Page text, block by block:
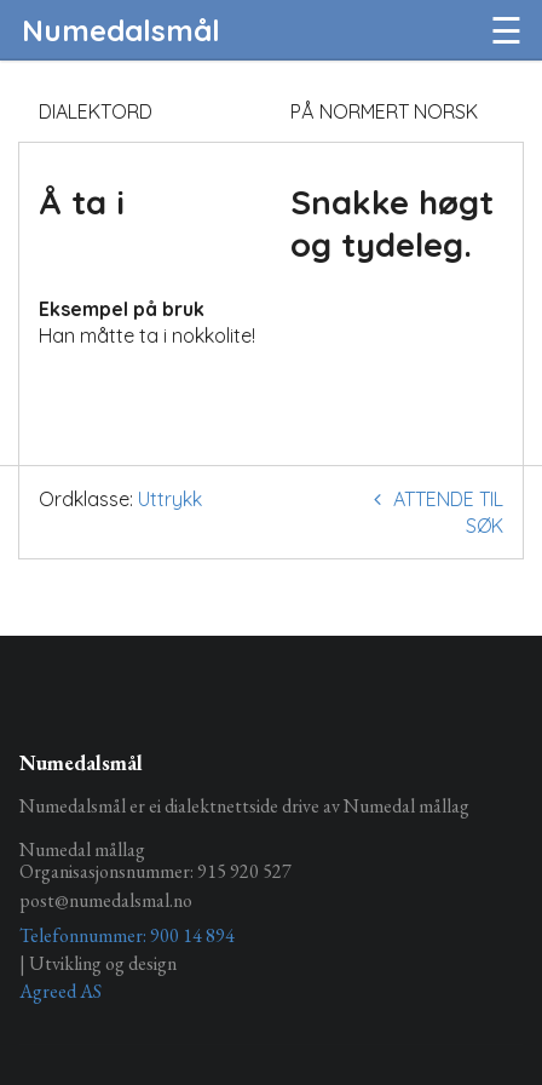
Numedalsmål ☰
DIALEKTORD PÅ NORMERT NORSK
Å ta i
Snakke høgt
og tydeleg.
Eksempel på bruk
Han måtte ta i nokkolite!
Ordklasse: Uttrykk
ATTENDE TIL
SØK
Numedalsmål
Numedalsmål er ei dialektnettside drive av Numedal mållag
Numedal mållag
Organisasjonsnummer: 915 920 527
post@numedalsmal.no
Telefonnummer: 900 14 894
| Utvikling og design
Agreed AS